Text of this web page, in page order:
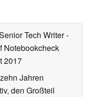
Tech Writer-
Notebookcheck
2017
Jahren
den Großteil